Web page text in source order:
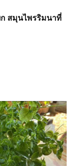
สมุนไพรริมนาที่